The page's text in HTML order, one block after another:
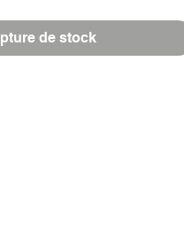
de stock